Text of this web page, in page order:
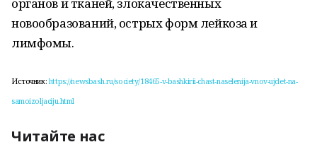
новообразований, острых форм лейкоза и
лимфомы.
Источник: https://newsbash.ru/society/18465-v-bashkirii-chast-naselenija-vnov-ujdet-na-
samoizoljaciju.html
Читайте нас